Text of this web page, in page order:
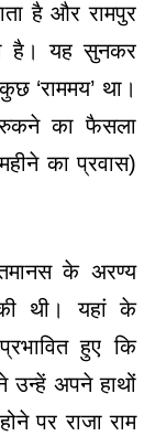
है और रामपुर
है। यह सुनकर
‘राममय’ था।
रुकने का फैसला
का प्रवास)
के अरण्य
थी। यहां के
हुए कि
उन्हें अपने हाथों
पर राजा राम